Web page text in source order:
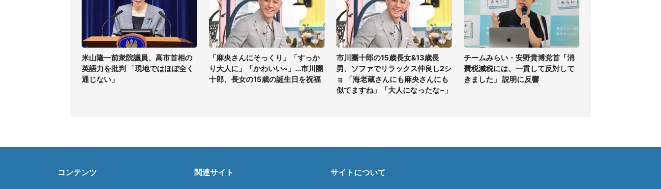
米山隆一前衆院議員、高市首相の
英語力を批判 「現地ではほぼ全く
通じない」
「麻央さんにそっくり」「すっか
り大人に」「かわいい~」...市川團
十郎、長女の15歳の誕生日を祝福
市川團十郎の15歳長女&13歳長
男、ソファでリラックス仲良し2シ
ョ 「海老蔵さんにも麻央さんにも
似てますね」「大人になったな~」
チームみらい・安野貴博党首「消
費税減税には、一貫して反対して
きました」 説明に反響
コンテンツ 関連サイト サイトについて